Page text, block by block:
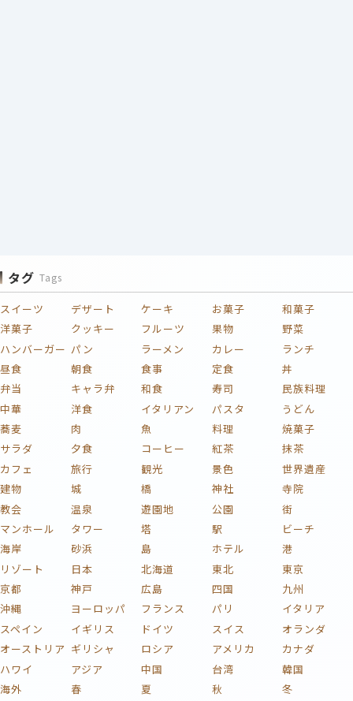
タグ Tags
スイーツ デザート ケーキ お菓子
和菓子
洋菓子
クッキー フルーツ 果物
野菜
ハンバーガー パン ラーメン カレー
ランチ
昼食
朝食 食事 定食
丼
弁当
キャラ弁 和食 寿司
民族料理
中華
洋食 イタリアン パスタ
うどん
蕎麦
肉 魚 料理
焼菓子
サラダ
夕食 コーヒー 紅茶
抹茶
カフェ
旅行 観光 景色
世界遺産
建物
城 橋 神社
寺院
教会
温泉 遊園地 公園
街
マンホール
タワー 塔 駅
ビーチ
海岸
砂浜 島 ホテル
港
リゾート
日本 北海道 東北
東京
京都
神戸 広島 四国
九州
沖縄
ヨーロッパ フランス パリ
イタリア
スペイン
イギリス ドイツ スイス
オランダ
オーストリア ギリシャ ロシア アメリカ
カナダ
ハワイ
アジア 中国 台湾
韓国
海外
春 夏 秋
冬